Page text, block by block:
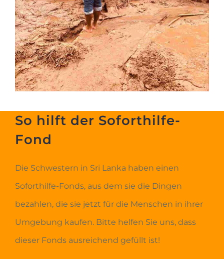
So hilft der Soforthilfe-
Fond
Die Schwestern in Sri Lanka haben einen
Soforthilfe-Fonds, aus dem sie die Dingen
bezahlen, die sie jetzt für die Menschen in ihrer
Umgebung kaufen. Bitte helfen Sie uns, dass
dieser Fonds ausreichend gefüllt ist!